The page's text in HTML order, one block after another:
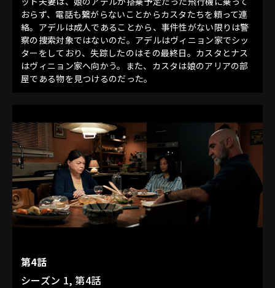
おらず、電話も繋がらないことからカスタたちを頼って連
絡。アデルは成人であることから、事件性がない限りは警
察の捜索対象ではないのだ。アデルはヴィニョン家でシッ
ターをしており、失踪したのはその最終日。カスタとナス
はヴィニョン家へ向かう。また、カスタは娘のアリアの部
屋である物を見つけるのだった。
第4話
シーズン 1, 第4話